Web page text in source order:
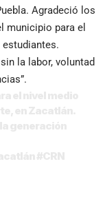
Agradeció los
municipio para el
la labor, voluntad